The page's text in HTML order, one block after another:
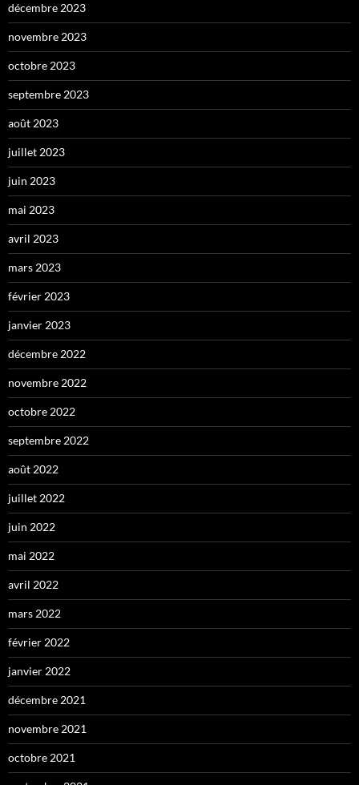
décembre 2023
novembre 2023
octobre 2023
septembre 2023
août 2023
juillet 2023
juin 2023
mai 2023
avril 2023
mars 2023
février 2023
janvier 2023
décembre 2022
novembre 2022
octobre 2022
septembre 2022
août 2022
juillet 2022
juin 2022
mai 2022
avril 2022
mars 2022
février 2022
janvier 2022
décembre 2021
novembre 2021
octobre 2021